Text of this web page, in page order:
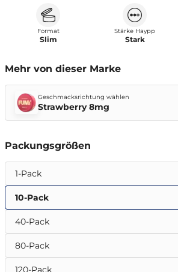
Format
Slim
Stärke Haypp
Stark
Mehr von dieser Marke
Geschmacksrichtung wählen
Strawberry 8mg
Packungsgrößen
1-Pack
10-Pack
40-Pack
80-Pack
120-Pack